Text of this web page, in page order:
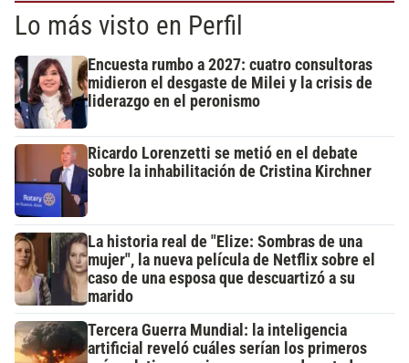
Lo más visto en Perfil
Encuesta rumbo a 2027: cuatro consultoras
midieron el desgaste de Milei y la crisis de
liderazgo en el peronismo
Ricardo Lorenzetti se metió en el debate
sobre la inhabilitación de Cristina Kirchner
La historia real de "Elize: Sombras de una
mujer", la nueva película de Netflix sobre el
caso de una esposa que descuartizó a su
marido
Tercera Guerra Mundial: la inteligencia
artificial reveló cuáles serían los primeros